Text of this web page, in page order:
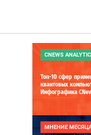
CNEWS
Топ-10 сфер
квантовых
Инфографика
МНЕНИЕ